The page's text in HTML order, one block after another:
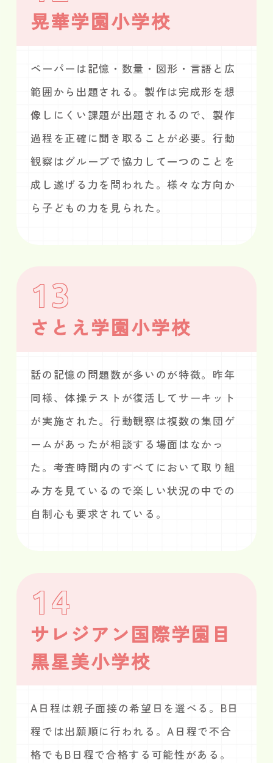
晃華学園小学校
ペーパーは記憶・数量・図形・言語と広
範囲から出題される。製作は完成形を想
像しにくい課題が出題されるので、製作
過程を正確に聞き取ることが必要。行動
観察はグループで協力して一つのことを
成し遂げる力を問われた。様々な方向か
ら子どもの力を見られた。
13
さとえ学園小学校
話の記憶の問題数が多いのが特徴。昨年
同様、体操テストが復活してサーキット
が実施された。行動観察は複数の集団ゲ
ームがあったが相談する場面はなかっ
た。考査時間内のすべてにおいて取り組
み方を見ているので楽しい状況の中での
自制心も要求されている。
14
サレジアン国際学園目
黒星美小学校
A日程は親子面接の希望日を選べる。B日
程では出願順に行われる。A日程で不合
格でもB日程で合格する可能性がある。